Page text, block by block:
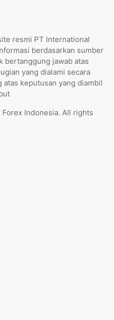
resmi PT International
berdasarkan sumber
bertanggung jawab atas
yang dialami secara
atas keputusan yang diambil
Indonesia. All rights